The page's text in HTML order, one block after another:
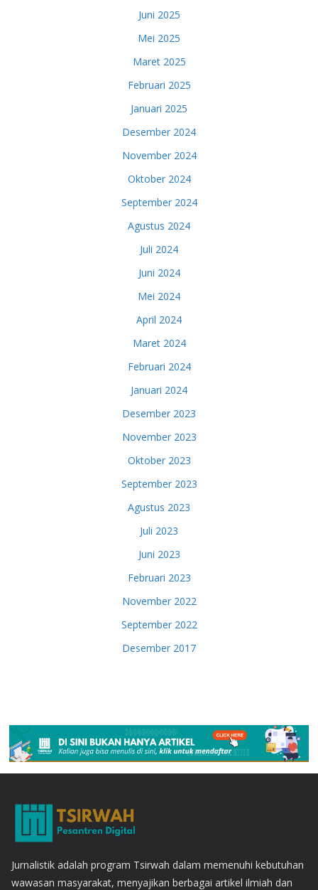
Juni 2025
Mei 2025
Maret 2025
Februari 2025
Januari 2025
Desember 2024
November 2024
Oktober 2024
September 2024
Agustus 2024
Juli 2024
Juni 2024
Mei 2024
April 2024
Maret 2024
Februari 2024
Januari 2024
Desember 2023
November 2023
Oktober 2023
September 2023
Agustus 2023
Juli 2023
Juni 2023
Februari 2023
November 2022
September 2022
Desember 2017
Jurnalistik adalah program Tsirwah dalam memenuhi kebutuhan
wawasan masyarakat, menyajikan berbagai artikel ilmiah dan